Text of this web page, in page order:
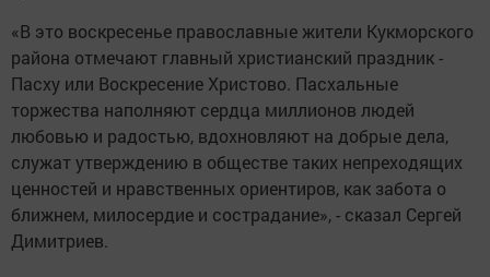
«В это воскресенье православные жители Кукморского
района отмечают главный христианский праздник -
Пасху или Воскресение Христово. Пасхальные
торжества наполняют сердца миллионов людей
любовью и радостью, вдохновляют на добрые дела,
служат утверждению в обществе таких непреходящих
ценностей и нравственных ориентиров, как забота о
ближнем, милосердие и сострадание», - сказал Сергей
Димитриев.